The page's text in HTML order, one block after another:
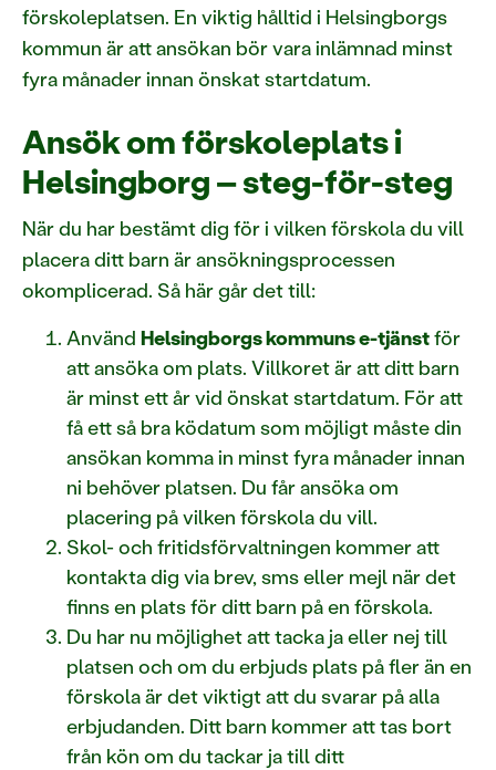
förskoleplatsen. En viktig hålltid i Helsingborgs
kommun är att ansökan bör vara inlämnad minst
fyra månader innan önskat startdatum.
Ansök om förskoleplats i
Helsingborg – steg-för-steg
När du har bestämt dig för i vilken förskola du vill
placera ditt barn är ansökningsprocessen
okomplicerad. Så här går det till:
Använd Helsingborgs kommuns e-tjänstför
att ansöka om plats. Villkoret är att ditt barn
är minst ett år vid önskat startdatum. För att
få ett så bra ködatum som möjligt måste din
ansökan komma in minst fyra månader innan
ni behöver platsen. Du får ansöka om
placering på vilken förskola du vill.
Skol- och fritidsförvaltningen kommer att
kontakta dig via brev, sms eller mejl när det
finns en plats för ditt barn på en förskola.
Du har nu möjlighet att tacka ja eller nej till
platsen och om du erbjuds plats på fler än en
förskola är det viktigt att du svarar på alla
erbjudanden. Ditt barn kommer att tas bort
från kön om du tackar ja till ditt